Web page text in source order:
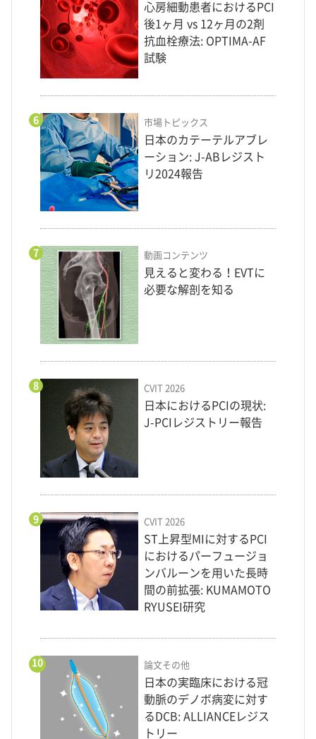
心房細動患者におけるPCI
後1ヶ月 vs 12ヶ月の2剤
抗血栓療法: OPTIMA-AF
試験
6 市場トピックス
日本のカテーテルアブレ
ーション: J-ABレジスト
リ2024報告
7 動画コンテンツ
見えると変わる！EVTに
必要な解剖を知る
8 CVIT 2026
日本におけるPCIの現状:
J-PCIレジストリー報告
9 CVIT 2026
ST上昇型MIに対するPCI
におけるパーフュージョ
ンバルーンを用いた長時
間の前拡張: KUMAMOTO
RYUSEI研究
10 論文その他
日本の実臨床における冠
動脈のデノボ病変に対す
るDCB: ALLIANCEレジス
トリー